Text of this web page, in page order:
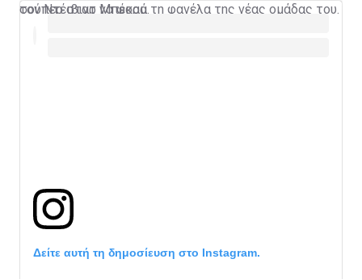
τον Ντέιβιντ Μπέκαμ.
σούπερ σταρ να φορά τη φανέλα της νέας ομάδας του.
Δείτε αυτή τη δημοσίευση στο Instagram.